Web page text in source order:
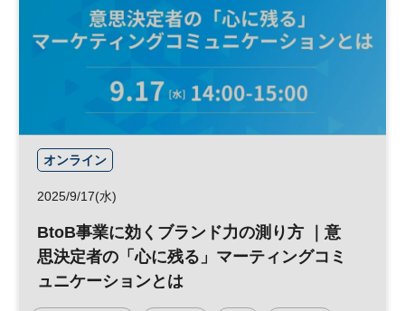
オンライン
2025/9/17(水)
BtoB事業に効くブランド力の測り方 ｜意
思決定者の「心に残る」マーティングコミ
ュニケーションとは